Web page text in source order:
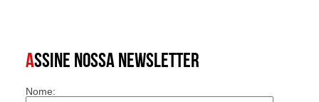
ASSINE NOSSA NEWSLETTER
Nome: